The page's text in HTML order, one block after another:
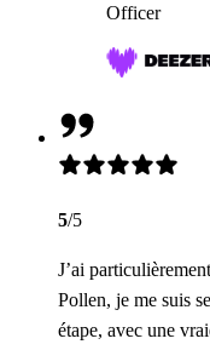
Officer
5/5
J’ai
Pollen, je me suis
étape, avec une